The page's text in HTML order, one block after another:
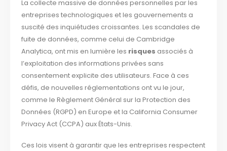
La collecte massive de données personnelles par les
entreprises technologiques et les gouvernements a
suscité des inquiétudes croissantes. Les scandales de
fuite de données, comme celui de Cambridge
Analytica, ont mis en lumière les risques associés à
l’exploitation des informations privées sans
consentement explicite des utilisateurs. Face à ces
défis, de nouvelles réglementations ont vu le jour,
comme le Règlement Général sur la Protection des
Données (RGPD) en Europe et la California Consumer
Privacy Act (CCPA) aux États-Unis.
Ces lois visent à garantir que les entreprises respectent